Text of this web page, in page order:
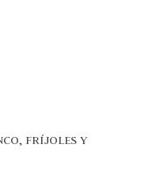
FRÍJOLES Y